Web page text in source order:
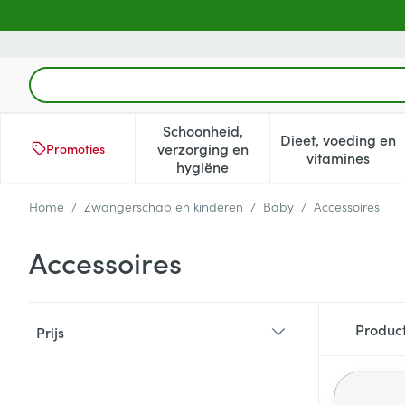
Product, merk, categorie...
Promoties
Schoonheid,
verzorging en
hygiëne
Toon submenu voor
Dieet, voeding en
vitamines
Toon
Home / Zwangerschap en kinderen / Baby / Accessoires
Accessoires
Prijs